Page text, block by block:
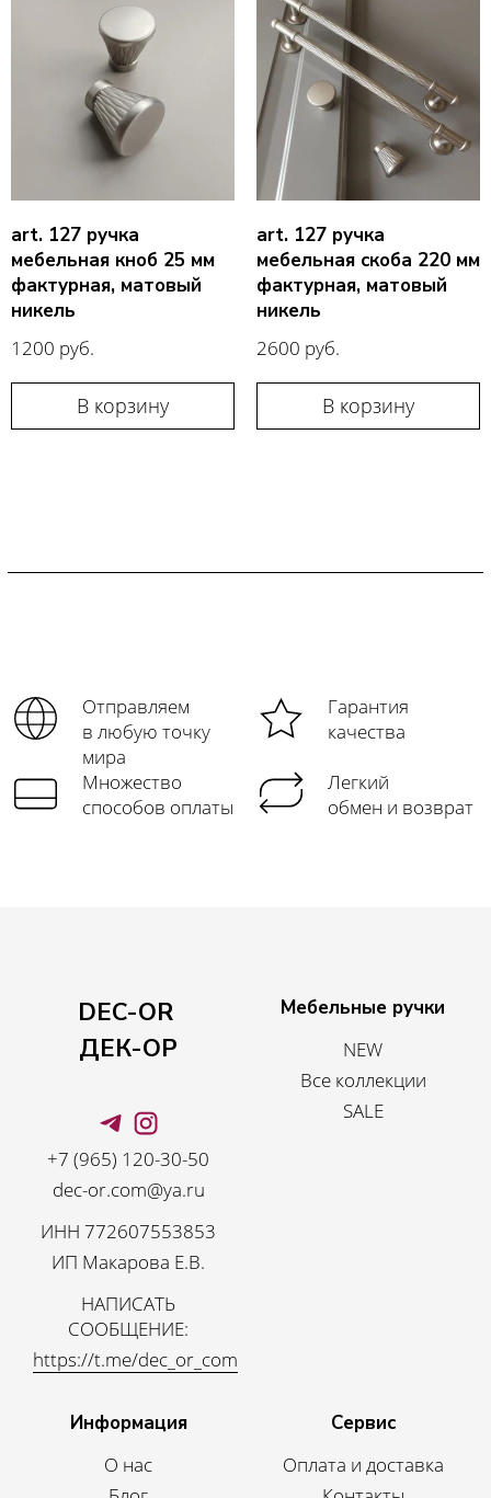
art. 127 ручка
мебельная кноб 25 мм
фактурная, матовый
никель
1200 руб.
В корзину
art. 127 ручка
мебельная скоба 220 мм
фактурная, матовый
никель
2600 руб.
В корзину
Отправляем
в любую точку
мира
Гарантия
качества
Множество
способов оплаты
Легкий
обмен и возврат
DEC-OR
ДЕК-ОР
+7 (965) 120-30-50
dec-or.com@ya.ru
ИНН 772607553853
ИП Макарова Е.В.
НАПИСАТЬ
СООБЩЕНИЕ:
https://t.me/dec_or_com
Мебельные ручки
NEW
Все коллекции
SALE
Информация
О нас
Сервис
Оплата и доставка